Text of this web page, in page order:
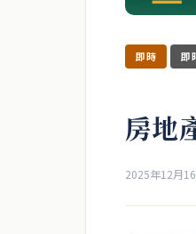
即時 即
房地
2025年12月